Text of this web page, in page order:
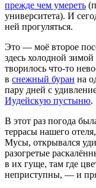
прежде чем умереть
университета). И
ней прогуляться.
Это — моё второе
здесь холодной
творилось что-то
в снежный буран на
пару дней с
Иудейскую пустыню.
В этот раз погода
террасы нашего
Мусы, открывался
разогретые
в их гуще, там где
неприступны, — и